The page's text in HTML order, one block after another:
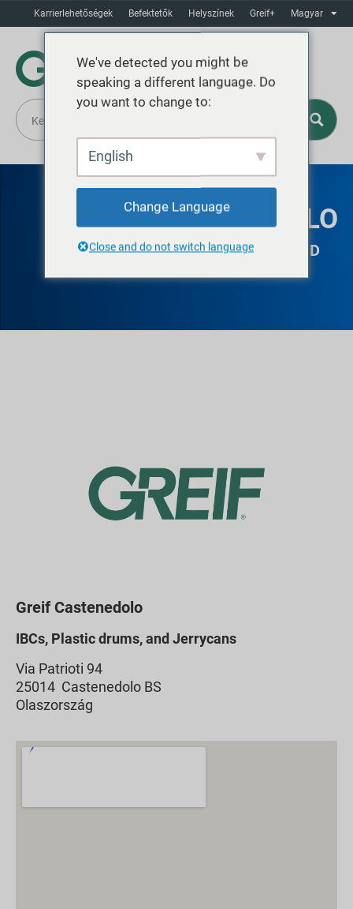
Karrierlehetőségek Befektetők Helyszínek Greif+ Magyar
GREIF CASTENEDOLO
JERRYCANS, PLASTIC DRUMS, AND
Greif Castenedolo
IBCs, Plastic drums, and Jerrycans
Via Patrioti 94
25014 Castenedolo BS
Olaszország
We've detected you might be
speaking a different language. Do
you want to change to:
English
Change Language
Close and do not switch language